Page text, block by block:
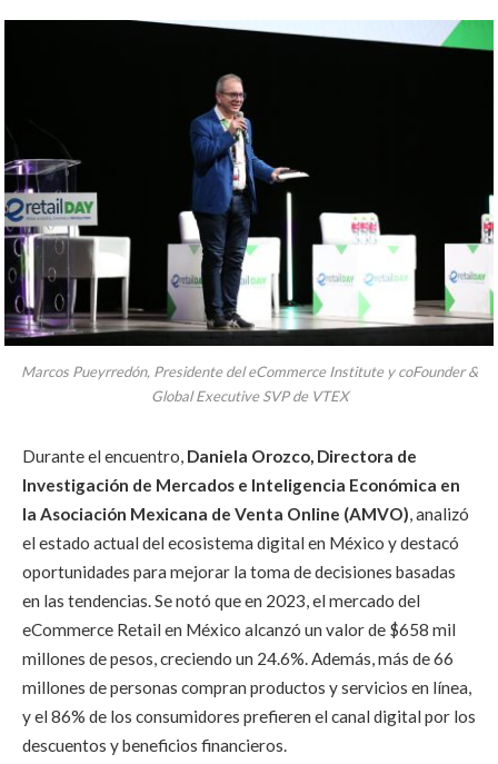
Marcos Pueyrredón, Presidente del eCommerce Institute y coFounder &
Global Executive SVP de VTEX
Durante el encuentro, Daniela Orozco, Directora de
Investigación de Mercados e Inteligencia Económica en
la Asociación Mexicana de Venta Online (AMVO), analizó
el estado actual del ecosistema digital en México y destacó
oportunidades para mejorar la toma de decisiones basadas
en las tendencias. Se notó que en 2023, el mercado del
eCommerce Retail en México alcanzó un valor de $658 mil
millones de pesos, creciendo un 24.6%. Además, más de 66
millones de personas compran productos y servicios en línea,
y el 86% de los consumidores prefieren el canal digital por los
descuentos y beneficios financieros.